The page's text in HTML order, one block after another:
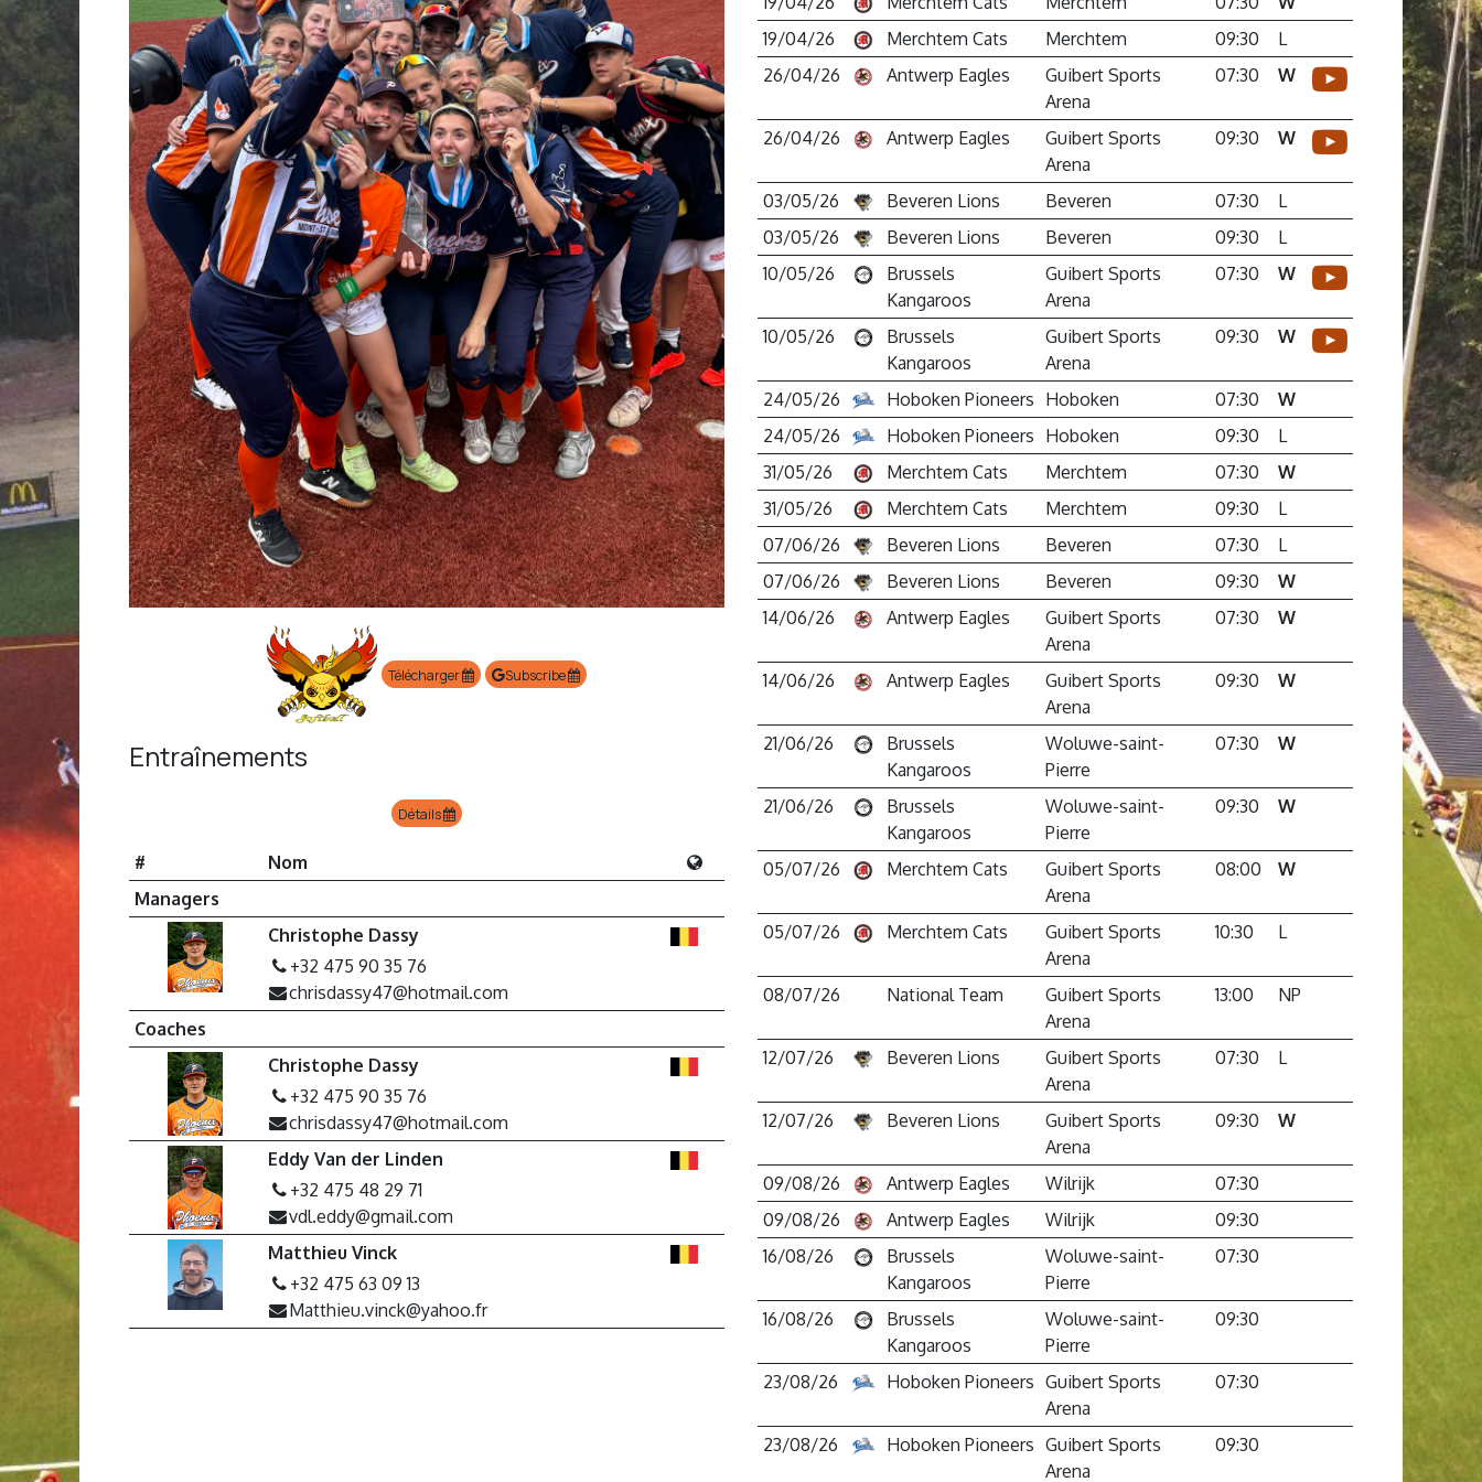
Télécharger Subscribe
Entraînements
Détails
#
Nom
Managers
Christophe Dassy
+32 475 90 35 76
chrisdassy47@hotmail.com
Coaches
Christophe Dassy
+32 475 90 35 76
chrisdassy47@hotmail.com
Eddy Van der Linden
+32 475 48 29 71
vdl.eddy@gmail.com
Matthieu Vinck
+32 475 63 09 13
Matthieu.vinck@yahoo.fr
19/04/26
Merchtem Cats Merchtem 09:30
L
26/04/26
Antwerp Eagles
Guibert Sports
Arena
07:30 W
26/04/26 Antwerp Eagles
Guibert Sports
Arena
09:30 W
03/05/26 Beveren Lions Beveren 07:30
L
03/05/26
Beveren Lions Beveren 09:30
L
10/05/26
Brussels
Kangaroos
Guibert Sports
Arena
07:30 W
10/05/26
Brussels
Kangaroos
Guibert Sports
Arena
09:30 W
24/05/26 Hoboken Pioneers Hoboken 07:30
W
24/05/26
Hoboken Pioneers Hoboken 09:30
L
31/05/26
Merchtem Cats Merchtem 07:30
W
31/05/26
Merchtem Cats Merchtem 09:30
L
07/06/26
Beveren Lions Beveren 07:30
L
07/06/26
Beveren Lions Beveren 09:30
W
14/06/26
Antwerp Eagles
Guibert Sports
Arena
07:30 W
14/06/26 Antwerp Eagles
Guibert Sports
Arena
09:30 W
21/06/26
Brussels
Kangaroos
Woluwe-saint-
Pierre
07:30 W
21/06/26
Brussels
Kangaroos
Woluwe-saint-
Pierre
09:30 W
05/07/26 Merchtem Cats
Guibert Sports
Arena
08:00 W
05/07/26 Merchtem Cats
Guibert Sports
Arena
10:30 L
08/07/26 National Team
Guibert Sports
Arena
13:00 NP
12/07/26 Beveren Lions
Guibert Sports
Arena
07:30 L
12/07/26 Beveren Lions
Guibert Sports
Arena
09:30 W
09/08/26 Antwerp Eagles Wilrijk
07:30
09/08/26
Antwerp Eagles Wilrijk
09:30
16/08/26
Brussels
Kangaroos
Woluwe-saint-
Pierre
07:30
16/08/26
Brussels
Kangaroos
Woluwe-saint-
Pierre
09:30
23/08/26 Hoboken Pioneers Guibert Sports
Arena
07:30
23/08/26 Hoboken Pioneers Guibert Sports
Arena
09:30